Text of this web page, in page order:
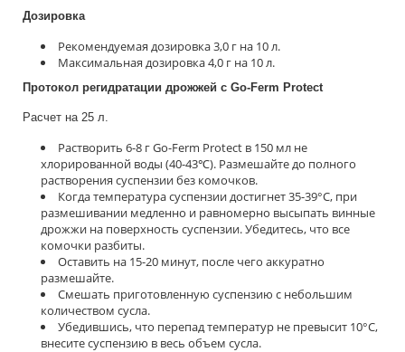
Дозировка
Рекомендуемая дозировка 3,0 г на 10 л.
Максимальная дозировка 4,0 г на 10 л.
Протокол регидратации дрожжей с Go-Ferm Protect
Расчет на 25 л.
Растворить 6-8 г Go-Ferm Protect в 150 мл не
хлорированной воды (40-43℃). Размешайте до полного
растворения суспензии без комочков.
Когда температура суспензии достигнет 35-39°C, при
размешивании медленно и равномерно высыпать винные
дрожжи на поверхность суспензии. Убедитесь, что все
комочки разбиты.
Оставить на 15-20 минут, после чего аккуратно
размешайте.
Смешать приготовленную суспензию с небольшим
количеством сусла.
Убедившись, что перепад температур не превысит 10°C,
внесите суспензию в весь объем сусла.